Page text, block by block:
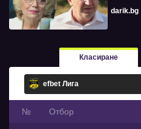
darik.bg
Класиране
№ Oтбор